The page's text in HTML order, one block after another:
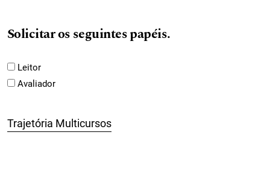
Solicitar os seguintes papéis.
Leitor
Avaliador
Trajetória Multicursos